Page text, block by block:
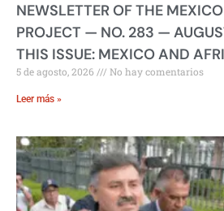
NEWSLETTER OF THE
PROJECT — NO. 283 —
THIS ISSUE: MEXICO AND
5 de agosto, 2026 No hay comentarios
Leer más »